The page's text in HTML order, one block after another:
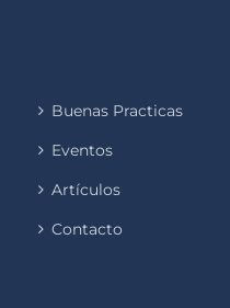
Buenas Practicas
Eventos
Artículos
Contacto